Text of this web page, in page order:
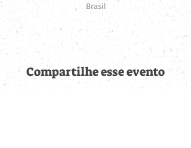
Brasil
Compartilhe esse evento